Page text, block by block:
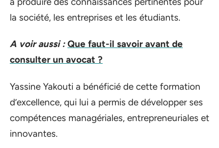
la société, les entreprises et les étudiants.
A voir aussi : Que faut-il savoir avant de
consulter un avocat ?
Yassine Yakouti a bénéficié de cette formation
d’excellence, qui lui a permis de développer ses
compétences managériales, entrepreneuriales et
innovantes.